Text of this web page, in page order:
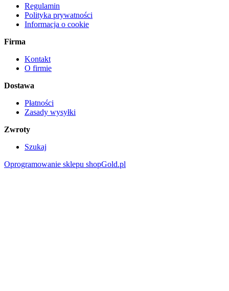
Regulamin
Polityka prywatności
Informacja o cookie
Firma
Kontakt
O firmie
Dostawa
Płatności
Zasady wysyłki
Zwroty
Szukaj
Oprogramowanie sklepu shopGold.pl